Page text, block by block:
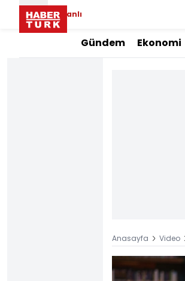
Canlı
Gündem Ekonomi
Anasayfa Video